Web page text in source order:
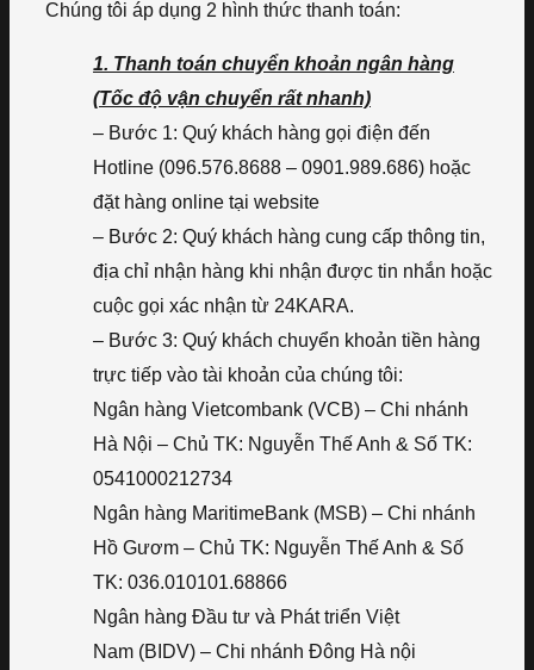
Chúng tôi áp dụng 2 hình thức thanh toán:
1. Thanh toán chuyển khoản ngân hàng
(Tốc độ vận chuyển rất nhanh)
– Bước 1: Quý khách hàng gọi điện đến
Hotline (096.576.8688 – 0901.989.686) hoặc
đặt hàng online tại website
– Bước 2: Quý khách hàng cung cấp thông tin,
địa chỉ nhận hàng khi nhận được tin nhắn hoặc
cuộc gọi xác nhận từ 24KARA.
– Bước 3: Quý khách chuyển khoản tiền hàng
trực tiếp vào tài khoản của chúng tôi:
Ngân hàng Vietcombank (VCB) – Chi nhánh
Hà Nội – Chủ TK: Nguyễn Thế Anh & Số TK:
0541000212734
Ngân hàng MaritimeBank (MSB) – Chi nhánh
Hồ Gươm – Chủ TK: Nguyễn Thế Anh & Số
TK: 036.010101.68866
Ngân hàng Đầu tư và Phát triển Việt
Nam (BIDV) – Chi nhánh Đông Hà nội